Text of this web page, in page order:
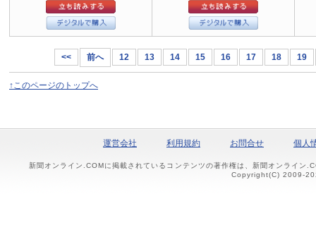
<< 前へ 12 13 14 15 16 17 18 19
↑このページのトップへ
運営会社 利用規約 お問合せ 個人
新聞オンライン.COMに掲載されているコンテンツの著作権は、新聞オンライン
Copyright(C) 2009-